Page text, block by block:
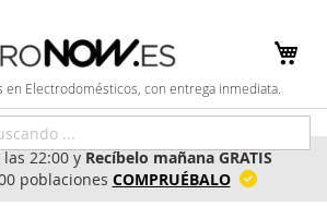
en Electrodomésticos, con entrega inmediata.
las 22:00 yRecíbelo mañana GRATIS
poblaciones COMPRUÉBALO